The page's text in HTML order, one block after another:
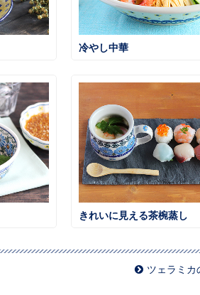
冷やし中華
きれいに見える茶椀蒸し
ツェラミカ